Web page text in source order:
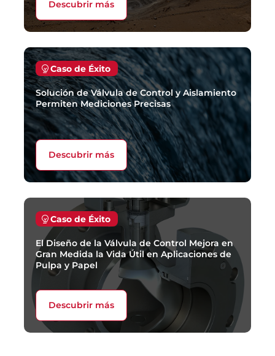
Descubrir más
Caso de Éxito
Solución de Válvula de Control y Aislamiento
Permiten Mediciones Precisas
Descubrir más
Caso de Éxito
El Diseño de la Válvula de Control Mejora en
Gran Medida la Vida Útil en Aplicaciones de
Pulpa y Papel
Descubrir más